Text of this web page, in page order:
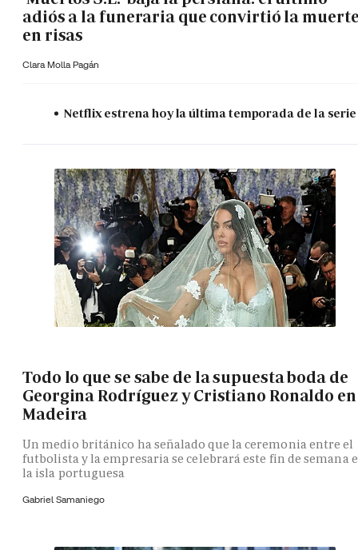
adiós a la funeraria que convirtió la
en risas
Clara Molla Pagán
Netflix estrena hoy la última temporada de la serie
Todo lo que se sabe de la supuesta boda de
Georgina Rodríguez y Cristiano Ronaldo en
Madeira
Un medio británico ha señalado que la ceremonia entre el
futbolista y la empresaria se celebrará este fin de semana
la isla portuguesa
Gabriel Samaniego